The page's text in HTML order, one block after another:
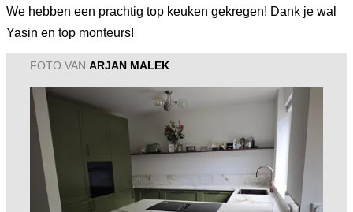
We hebben een prachtig top keuken gekregen! Dank je wal
Yasin en top monteurs!
FOTO VAN ARJAN MALEK